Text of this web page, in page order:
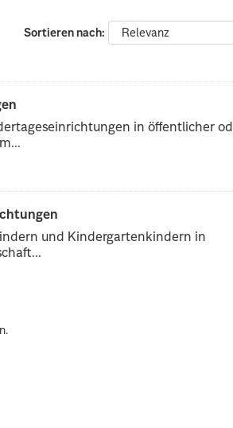
Sortieren nach
in öffentlicher
und Kindergartenkindern in